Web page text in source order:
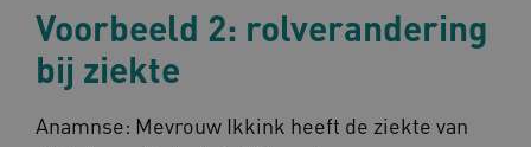
Voorbeeld 2: rolverandering
bij ziekte
Anamnse: Mevrouw Ikkink heeft de ziekte van